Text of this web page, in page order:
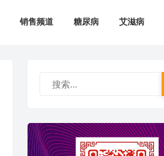
销售频道 糖尿病 艾滋病